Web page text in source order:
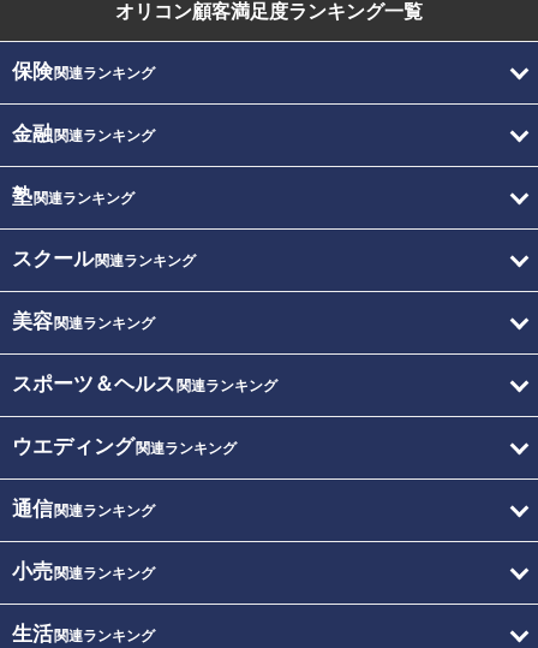
オリコン顧客満足度ランキング一覧
保険関連ランキング
金融関連ランキング
塾関連ランキング
スクール関連ランキング
美容関連ランキング
スポーツ＆ヘルス 関連ランキング
ウエディング関連ランキング
通信関連ランキング
小売関連ランキング
生活関連ランキング